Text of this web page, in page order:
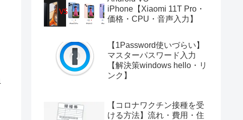
iPhone【Xiaomi 11T Pro・
価格・CPU・音声入力】
【1Password使いづらい】
マスターパスワード入力
【解決策windows hello・リ
ンク】
【コロナワクチン接種を受
ける方法】流れ・費用・住